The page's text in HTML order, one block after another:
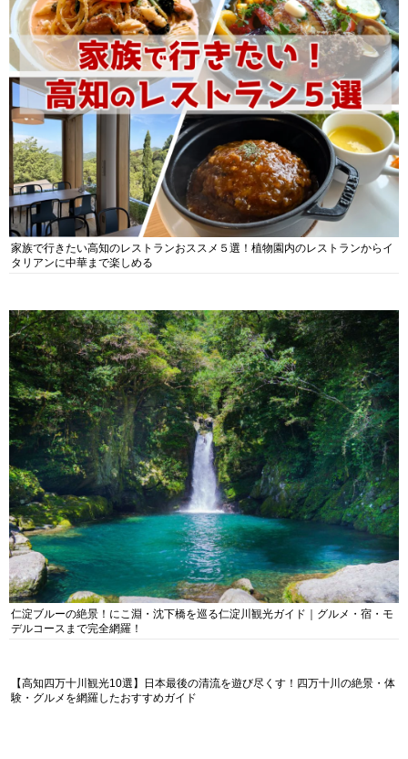
家族で行きたい高知のレストランおススメ５選！植物園内のレストランからイ
タリアンに中華まで楽しめる
仁淀ブルーの絶景！にこ淵・沈下橋を巡る仁淀川観光ガイド｜グルメ・宿・モ
デルコースまで完全網羅！
【高知四万十川観光10選】日本最後の清流を遊び尽くす！四万十川の絶景・体
験・グルメを網羅したおすすめガイド